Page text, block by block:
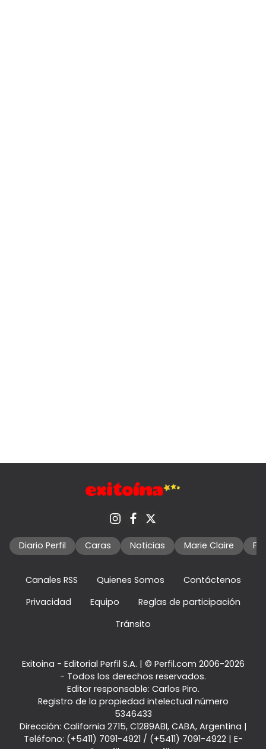
Diario Perfil Caras Noticias Marie Claire
Canales RSS Quienes Somos
Contáctenos
Privacidad
Equipo
Reglas de participación
Tránsito
Exitoina - Editorial Perfil S.A. | © Perfil.com 2006-2026
- Todos los derechos reservados.
Editor responsable: Carlos Piro.
Registro de la propiedad intelectual número
5346433
Dirección: California 2715, C1289ABI, CABA, Argentina |
Teléfono: (+5411) 7091-4921 / (+5411) 7091-4922| E-